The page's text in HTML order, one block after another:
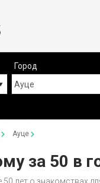
Город
Ауце
за 50 в